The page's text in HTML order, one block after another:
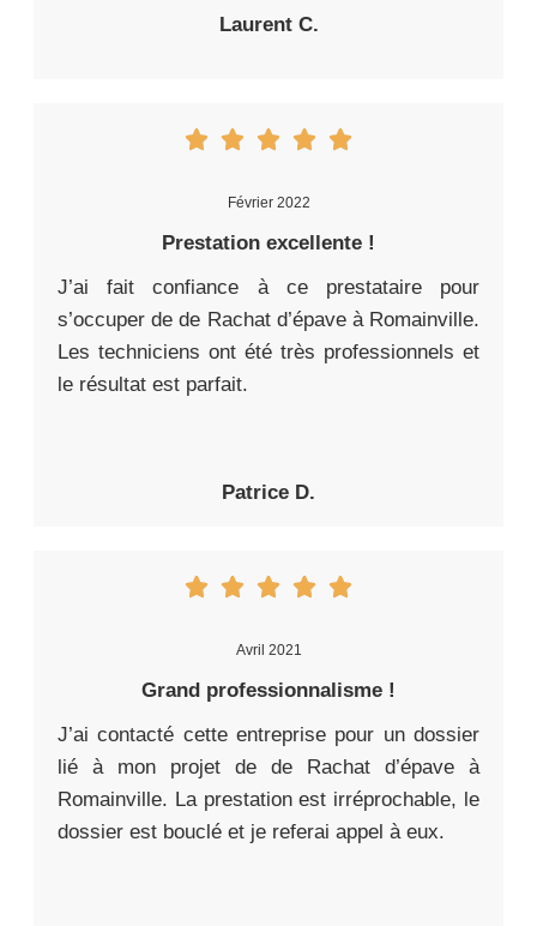
Laurent C.
Février 2022
Prestation excellente !
J’ai fait confiance à ce prestataire pour
s’occuper de de Rachat d’épave à Romainville.
Les techniciens ont été très professionnels et
le résultat est parfait.
Patrice D.
Avril 2021
Grand professionnalisme !
J’ai contacté cette entreprise pour un dossier
lié à mon projet de de Rachat d’épave à
Romainville. La prestation est irréprochable, le
dossier est bouclé et je referai appel à eux.